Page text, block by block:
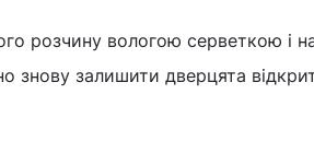
розчину вологою серветкою і
знову залишити дверцята